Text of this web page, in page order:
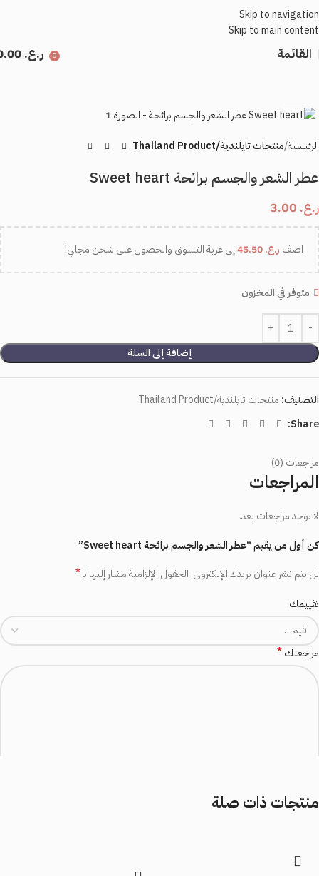
Skip to navigation
Skip to main content
القائمة 0 ر.ع.
الرئيسية منتجات تايلندية/Thailand Product
عطر الشعر والجسم برائحة Sweet heart
ر.ع.
اضف ر.ع. إلى عربة التسوق والحصول على شحن مجاني!
متوفر في المخزون
إضافة إلى السلة
التصنيف: منتجات تايلندية/Thailand Product
Share:
مراجعات (0)
المراجعات
لا توجد مراجعات بعد.
كن أول من يقيم “عطر الشعر والجسم برائحة Sweet heart”
لن يتم نشر عنوان بريدك الإلكتروني. الحقول الإلزامية مشار إليها بـ*
تقييمك
مراجعتك*
منتجات ذات صلة